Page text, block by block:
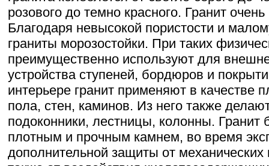
розового до темно красного. Гранит
Благодаря невысокой пористости и
граниты морозостойки. При таких
преимущественно используют для
устройства ступеней, бордюров и
интерьере гранит применяют в качестве
пола, стен, каминов. Из него также
подоконники, лестницы, колонны. Гранит
плотным и прочным камнем, во время
дополнительной защиты от